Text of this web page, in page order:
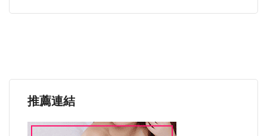
推薦連結